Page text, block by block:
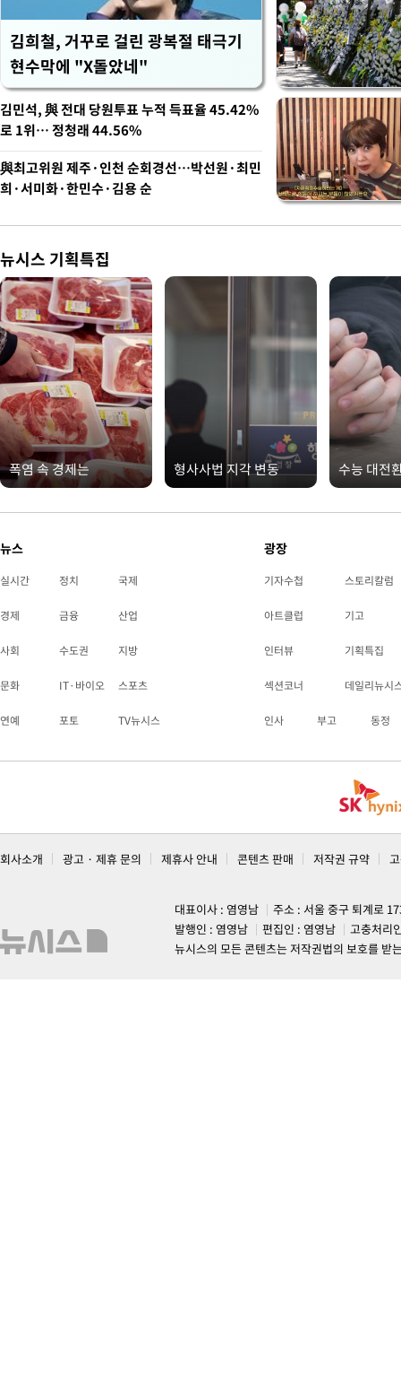
김희철, 거꾸로 걸린 광복절 태극기
현수막에 "X돌았네"
김민석, 與 전대 당원투표 누적 득표율 45.42%
로 1위… 정청래 44.56%
與최고위원 제주·인천 순회경선…박선원·최민
희·서미화·한민수·김용 순
뉴시스 기획특집
폭염 속 경제는 형사사법 지각 변동 수능 대전
뉴스
실시간 정치 국제
경제 금융 산업
사회 수도권 지방
문화 IT·바이오 스포츠
연예 포토 TV뉴시스
광장
기자수첩 스토리칼럼
아트클럽 기고
인터뷰 기획특집
섹션코너 데일리뉴시
인사 부고 동정
회사소개 광고 · 제휴 문의 제휴사 안내 콘텐츠 판매 저작권 규약
대표이사 : 염영남
주소 : 서울 중구 퇴계로
발행인 : 염영남
편집인 : 염영남
고충처리
뉴시스의 모든 콘텐츠는 저작권법의 보호를